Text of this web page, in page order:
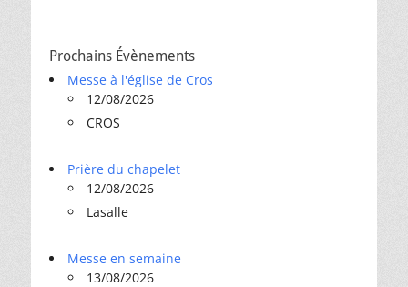
Prochains Évènements
Messe à l'église de Cros
12/08/2026
CROS
Prière du chapelet
12/08/2026
Lasalle
Messe en semaine
13/08/2026